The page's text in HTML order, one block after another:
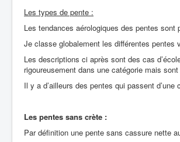
Les types de pente :
Les tendances aérologiques des pentes
Je classe globalement les différentes pentes
Les descriptions ci après sont des cas
rigoureusement dans une catégorie mais
Il y a d’ailleurs des pentes qui passent
Les pentes sans crète :
Par définition une pente sans cassure nette